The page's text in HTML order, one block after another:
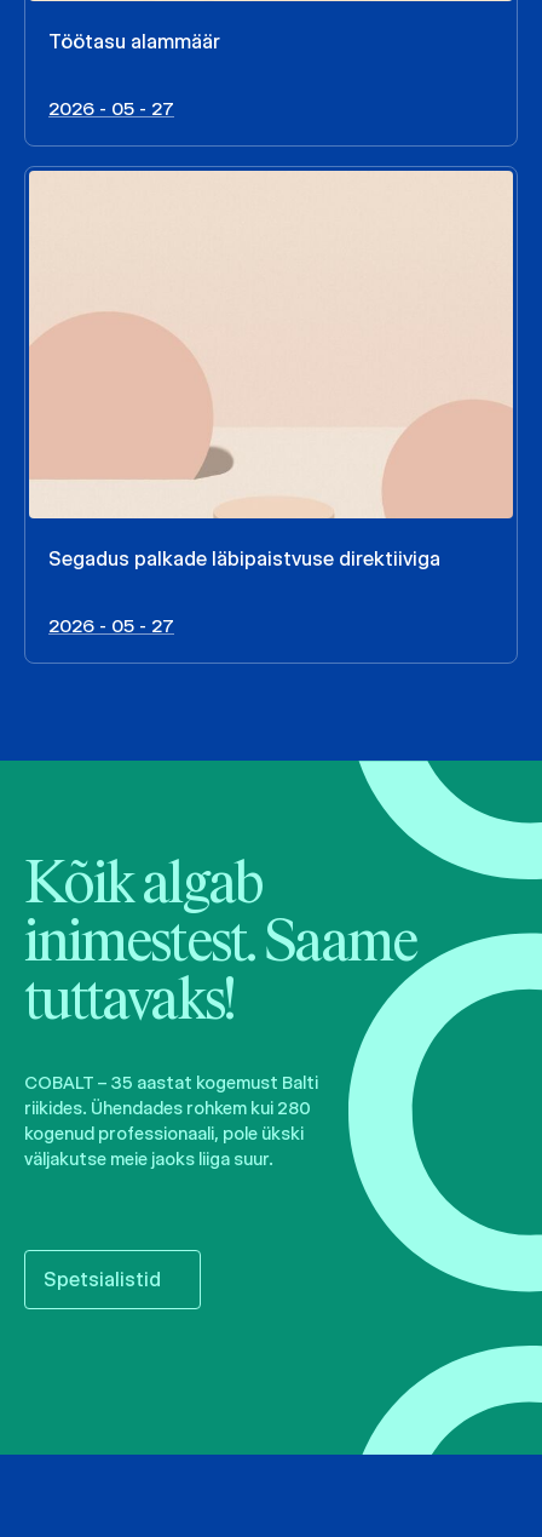
Töötasu alammäär
2026 - 05 - 27
Segadus palkade läbipaistvuse direktiiviga
2026 - 05 - 27
Kõik algab
inimestest. Saame
tuttavaks!
COBALT – 35 aastat kogemust Balti
riikides. Ühendades rohkem kui 280
kogenud professionaali, pole ükski
väljakutse meie jaoks liiga suur.
Spetsialistid